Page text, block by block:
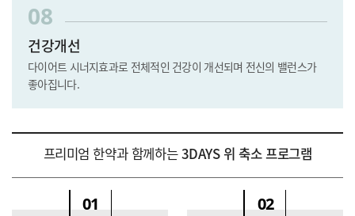
08
건강개선
다이어트 시너지효과로 전체적인 건강이 개선되며 전신의 밸런스가
좋아집니다.
프리미엄 한약과 함께하는3DAYS 위 축소 프로그램
01 02